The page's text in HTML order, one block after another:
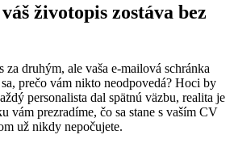
životopis zostáva bez
za druhým, ale vaša e-mailová schránka
prečo vám nikto neodpovedá? Hoci by
personalista dal spätnú väzbu, realita je
vám prezradíme, čo sa stane s vaším CV
už nikdy nepočujete.